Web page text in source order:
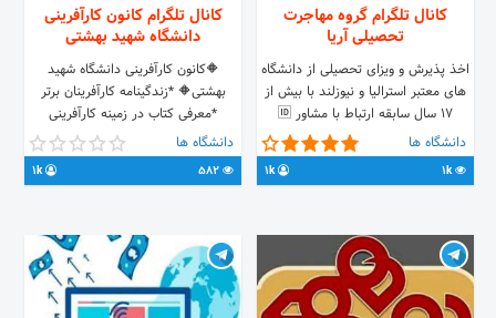
کانال تلگرام گروه مهاجرت
تحصیلی آریا
اخذ پذیرش و ویزای تحصیلی از دانشگاه
های معتبر استرالیا و نیوزلند با بیش از
۱۷ سال سابقه ارتباط با مشاور 🆔
@AryaEducationGroup 🌐
www.aryagroup.co.ir ☎️
02188240445 Instagram:
Eitaa:aryagroup
دانشگاه ها
1k
1k
کانال تلگرام کانون کارآفرینی
دانشگاه شهید بهشتی
🔶کانون کارآفرینی دانشگاه شهید
بهشتی🔶 *زندگینامه کارآفرینان برتر
*معرفی کتاب در زمینه کارآفرینی
*ویدیوی معرفی تکنولوژی‌های علمی
*پادکست *جملات انگیزشی *آموزش‌های
حوزه استارتاپ‌ها 🔸روابط عمومی:
دانشگاه ها
1k